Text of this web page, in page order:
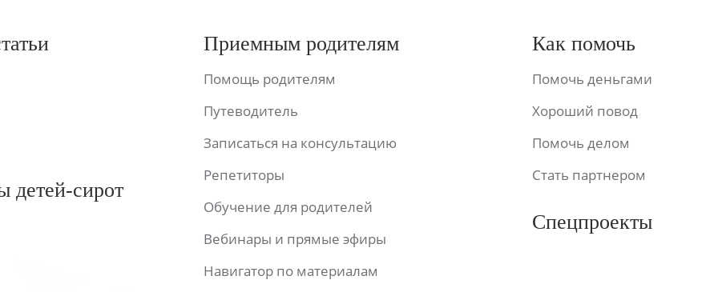
детей-сирот
Приемным родителям
Помощь родителям
Путеводитель
Записаться на консультацию
Репетиторы
Обучение для родителей
Вебинары и прямые эфиры
Навигатор по материалам
Как помочь
Помочь деньгами
Хороший повод
Помочь делом
Стать партнером
Спецпроекты